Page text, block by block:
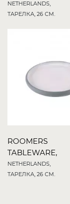
NETHERLANDS,
ТАРЕЛКА, 26 СМ.
ROOMERS
TABLEWARE,
NETHERLANDS,
ТАРЕЛКА, 26 СМ.